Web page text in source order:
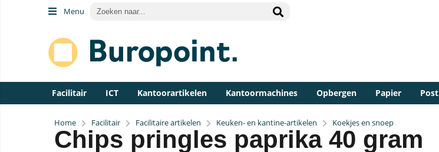
Menu
Facilitair ICT Kantoorartikelen Kantoormachines Opbergen Papier Post
Home Facilitair Facilitaire artikelen Keuken- en kantine-artikelen Koekjes en snoep
Chips pringles paprika 40 gram